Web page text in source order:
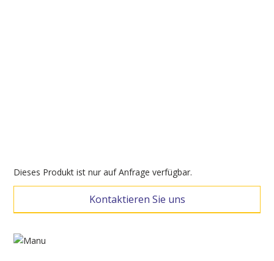
Dieses Produkt ist nur auf Anfrage verfügbar.
Kontaktieren Sie uns